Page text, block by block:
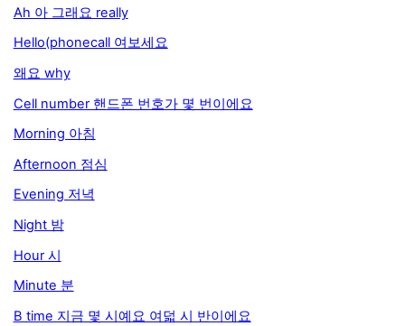
Ah 아 그래요 really
Hello(phonecall 여보세요
왜요 why
Cell number 핸드폰 번호가 몇 번이에요
Morning 아침
Afternoon 점심
Evening 저녁
Night 밤
Hour 시
Minute 분
B time 지금 몇 시예요 여덟 시 반이에요